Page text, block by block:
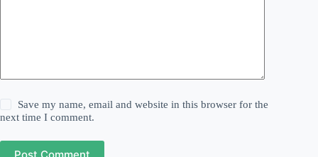
Save my name, email and website in this browser for the
next time I comment.